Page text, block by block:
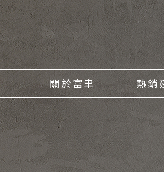
關於富聿 熱銷